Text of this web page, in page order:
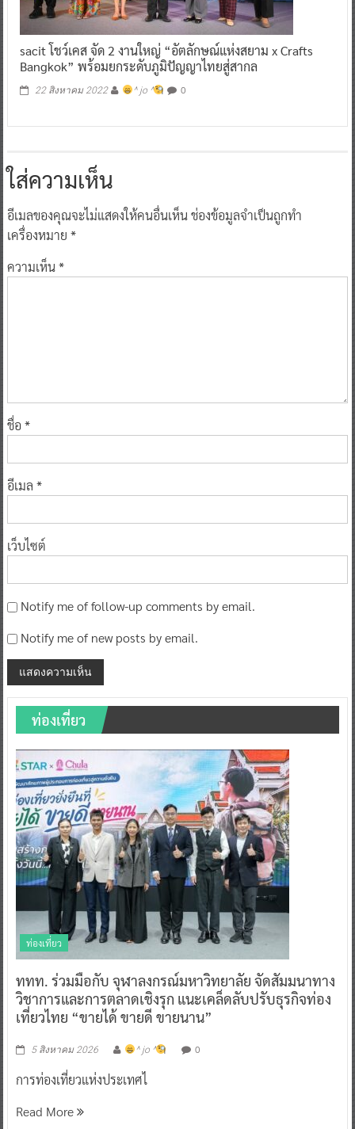
sacit โชว์เคส จัด 2 งานใหญ่ “อัตลักษณ์แห่งสยาม x Crafts
Bangkok” พร้อมยกระดับภูมิปัญญาไทยสู่สากล
22 สิงหาคม 2022 ^ jo ^ 0
ใส่ความเห็น
อีเมลของคุณจะไม่แสดงให้คนอื่นเห็นช่องข้อมูลจำเป็นถูกทำ
เครื่องหมาย *
ความเห็น*
ชื่อ *
อีเมล *
เว็บไซต์
Notify me of follow-up comments by email.
Notify me of new posts by email.
ท่องเที่ยว
ท่องเที่ยว
ททท. ร่วมมือกับ จุฬาลงกรณ์มหาวิทยาลัย จัดสัมมนาทาง
วิชาการและการตลาดเชิงรุก แนะเคล็ดลับปรับธุรกิจท่อง
เที่ยวไทย “ขายได้ ขายดี ขายนาน”
5 สิงหาคม 2026 ^ jo ^ 0
การท่องเที่ยวแห่งประเทศไ
Read More